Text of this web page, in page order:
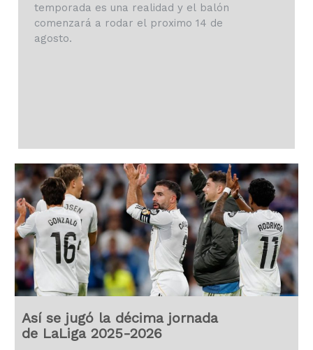
temporada es una realidad y el balón
comenzará a rodar el proximo 14 de
agosto.
Así se jugó la décima jornada
de LaLiga 2025-2026